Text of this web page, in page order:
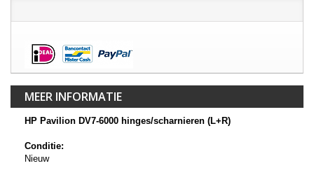
MEER INFORMATIE
HP Pavilion DV7-6000 hinges/scharnieren (L+R)
Conditie:
Nieuw